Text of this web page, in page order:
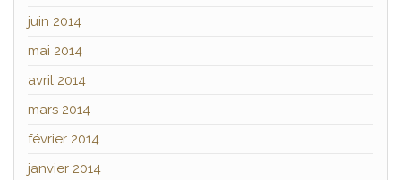
juin 2014
mai 2014
avril 2014
mars 2014
février 2014
janvier 2014